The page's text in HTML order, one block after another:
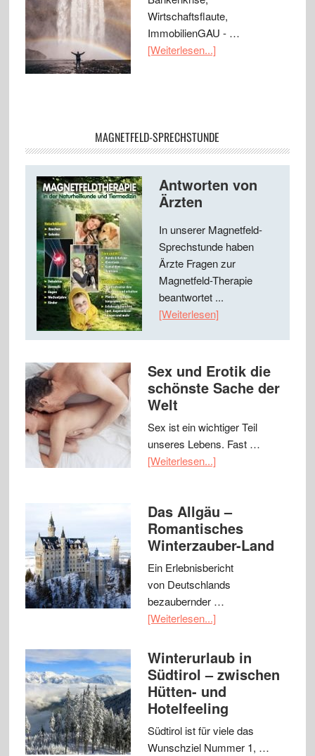
Wirtschaftsflaute,
ImmobilienGAU - …
[Weiterlesen...]
MAGNETFELD-SPRECHSTUNDE
Antworten von
Ärzten
In unserer Magnetfeld-
Sprechstunde haben
Ärzte Fragen zur
Magnetfeld-Therapie
beantwortet ...
[Weiterlesen]
Sex und Erotik die
schönste Sache der
Welt
Sex ist ein wichtiger Teil
unseres Lebens. Fast …
[Weiterlesen...]
Das Allgäu –
Romantisches
Winterzauber-Land
Ein Erlebnisbericht
von Deutschlands
bezaubernder …
[Weiterlesen...]
Winterurlaub in
Südtirol – zwischen
Hütten- und
Hotelfeeling
Südtirol ist für viele das
Wunschziel Nummer 1, …